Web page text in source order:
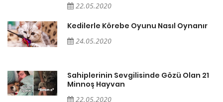
22.05.2020
Kedilerle Körebe Oyunu Nasıl Oynanır
24.05.2020
Sahiplerinin Sevgilisinde Gözü Olan 21
Minnoş Hayvan
22.05.2020